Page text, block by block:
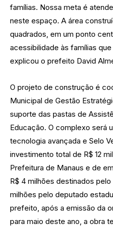
famílias. Nossa meta é
neste espaço. A área
quadrados, em um ponto
acessibilidade às famílias
explicou o prefeito David
O projeto de construção é
Municipal de Gestão
suporte das pastas de
Educação. O complexo será
tecnologia avançada e Selo
investimento total de R$ 12
Prefeitura de Manaus e de
R$ 4 milhões destinados
milhões pelo deputado
prefeito, após a emissão da
para maio deste ano, a obra